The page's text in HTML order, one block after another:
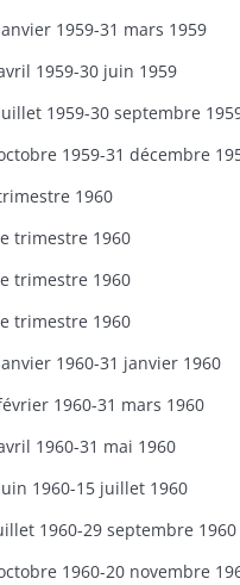
1959-31 mars 1959
1959-30 juin 1959
1959-30 septembre
1959-31 décembre
1960
trimestre 1960
trimestre 1960
trimestre 1960
1960-31 janvier 1960
1960-31 mars 1960
1960-31 mai 1960
1960-15 juillet 1960
1960-29 septembre 1960
1960-20 novembre